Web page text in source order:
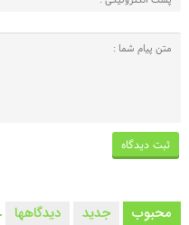
محبوب جدید دیدگاهها